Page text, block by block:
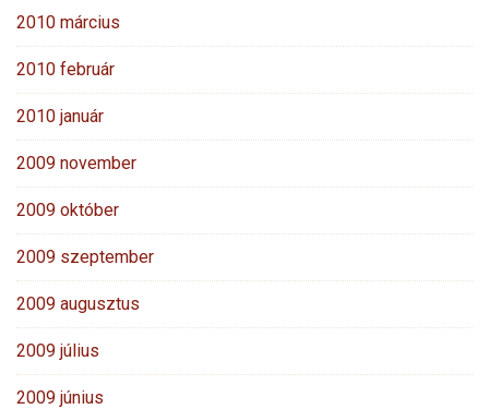
2010 március
2010 február
2010 január
2009 november
2009 október
2009 szeptember
2009 augusztus
2009 július
2009 június